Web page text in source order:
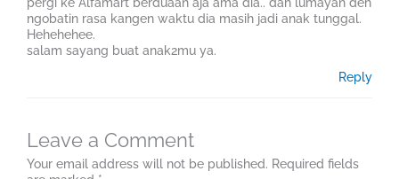
pergi ke Alfamart berduaan aja ama dia.. dah lumayan deh
ngobatin rasa kangen waktu dia masih jadi anak tunggal.
Hehehehee.
salam sayang buat anak2mu ya.
Reply
Leave a Comment
Your email address will not be published. Required fields